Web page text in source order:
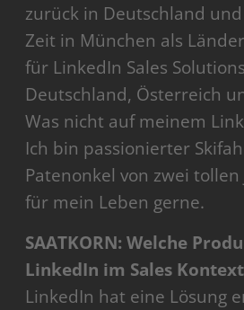
zurück in Deutschland
Zeit in München als
für LinkedIn Sales
Deutschland, Österreich
Was nicht auf meinem
Ich bin passionierter
Patenonkel von zwei tollen
für mein Leben gerne.
SAATKORN: Welche
LinkedIn im Sales
LinkedIn hat eine Lösung